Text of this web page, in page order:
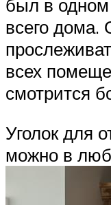
был в одном
всего
всех
смотрится
Уголок для
можно в